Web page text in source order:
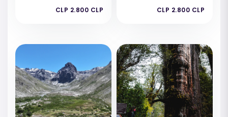
CLP 2.800 CLP CLP 2.800 CLP